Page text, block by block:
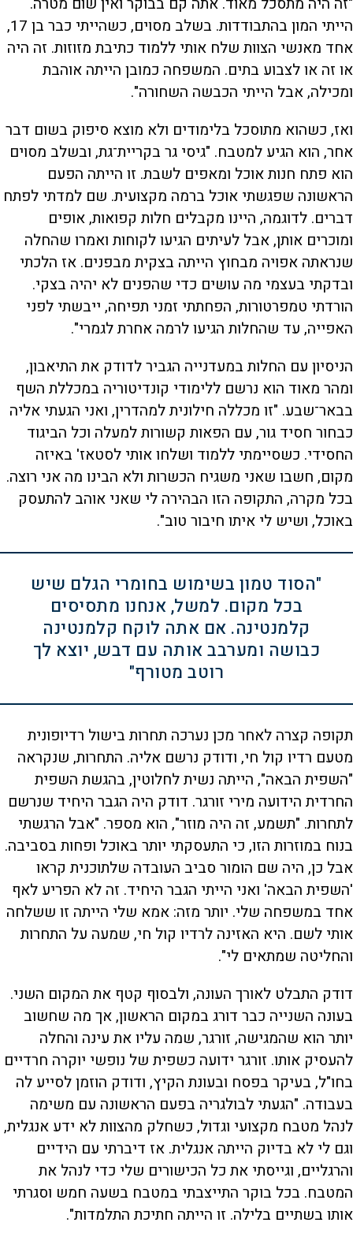
הייתי המון בהתבודדות. בשלב מסוים, כשהייתי כבר בן 17,
אחד מאנשי הצוות שלח אותי ללמוד כתיבת מזוזות. זה היה
או זה או לצבוע בתים. המשפחה כמובן הייתה אוהבת
ומכילה, אבל הייתי הכבשה השחורה".
ואז, כשהוא מתוסכל בלימודים ולא מוצא סיפוק בשום דבר
אחר, הוא הגיע למטבח. "גיסי גר בקריית־גת, ובשלב מסוים
הוא פתח חנות אוכל ומאפים לשבת. זו הייתה הפעם
הראשונה שפגשתי אוכל ברמה מקצועית. שם למדתי לפתח
דברים. לדוגמה, היינו מקבלים חלות קפואות, אופים
ומוכרים אותן, אבל לעיתים הגיעו לקוחות ואמרו שהחלה
שנראתה אפויה מבחוץ הייתה בצקית מבפנים. אז הלכתי
ובדקתי בעצמי מה עושים כדי שהפנים לא יהיה בצקי.
הורדתי טמפרטורות, הפחתתי זמני תפיחה, ייבשתי לפני
האפייה, עד שהחלות הגיעו לרמה אחרת לגמרי".
הניסיון עם החלות במעדנייה הגביר לדודק את התיאבון,
ומהר מאוד הוא נרשם ללימודי קונדיטוריה במכללת השף
בבאר־שבע. "זו מכללה חילונית למהדרין, ואני הגעתי אליה
כבחור חסיד גור, עם הפאות קשורות למעלה וכל הביגוד
החסידי. כשסיימתי ללמוד ושלחו אותי לסטאז' באיזה
מקום, חשבו שאני משגיח הכשרות ולא הבינו מה אני רוצה.
בכל מקרה, התקופה הזו הבהירה לי שאני אוהב להתעסק
באוכל, ושיש לי איתו חיבור טוב".
"הסוד טמון בשימוש בחומרי הגלם שיש
בכל מקום. למשל, אנחנו מתסיסים
קלמנטינה. אם אתה לוקח קלמנטינה
כבושה ומערבב אותה עם דבש, יוצא לך
רוטב מטורף"
תקופה קצרה לאחר מכן נערכה תחרות בישול רדיופונית
מטעם רדיו קול חי, ודודק נרשם אליה. התחרות, שנקראה
"השפית הבאה", הייתה נשית לחלוטין, בהגשת השפית
החרדית הידועה מירי זורגר. דודק היה הגבר היחיד שנרשם
לתחרות. "תשמע, זה היה מוזר", הוא מספר. "אבל הרגשתי
בנוח במוזרות הזו, כי התעסקתי יותר באוכל ופחות בסביבה.
אבל כן, היה שם הומור סביב העובדה שלתוכנית קראו
'השפית הבאה' ואני הייתי הגבר היחיד. זה לא הפריע לאף
אחד במשפחה שלי. יותר מזה: אמא שלי הייתה זו ששלחה
אותי לשם. היא האזינה לרדיו קול חי, שמעה על התחרות
והחליטה שמתאים לי".
דודק התבלט לאורך העונה, ולבסוף קטף את המקום השני.
בעונה השנייה כבר דורג במקום הראשון, אך מה שחשוב
יותר הוא שהמגישה, זורגר, שמה עליו את עינה והחלה
להעסיק אותו. זורגר ידועה כשפית של נופשי יוקרה חרדיים
בחו"ל, בעיקר בפסח ובעונת הקיץ, ודודק הוזמן לסייע לה
בעבודה. "הגעתי לבולגריה בפעם הראשונה עם משימה
לנהל מטבח מקצועי וגדול, כשחלק מהצוות לא ידע אנגלית,
וגם לי לא בדיוק הייתה אנגלית. אז דיברתי עם הידיים
והרגליים, וגייסתי את כל הכישורים שלי כדי לנהל את
המטבח. בכל בוקר התייצבתי במטבח בשעה חמש וסגרתי
אותו בשתיים בלילה. זו הייתה חתיכת התלמדות".